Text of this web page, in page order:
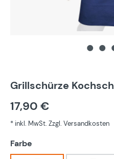
Grillschürze
17,90 €
* inkl. MwSt. Zzgl. Versandkosten
Farbe